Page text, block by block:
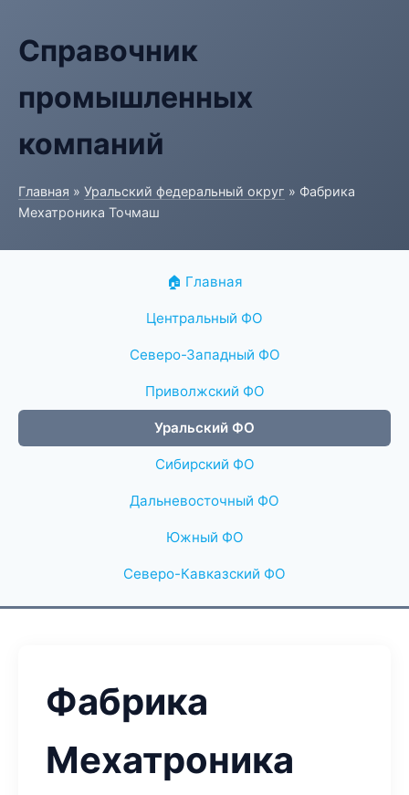
Справочник
промышленных
компаний
Главная » Уральский федеральный округ » Фабрика
Мехатроника Точмаш
🏠 Главная
Центральный ФО
Северо-Западный ФО
Приволжский ФО
Уральский ФО
Сибирский ФО
Дальневосточный ФО
Южный ФО
Северо-Кавказский ФО
Фабрика
Мехатроника